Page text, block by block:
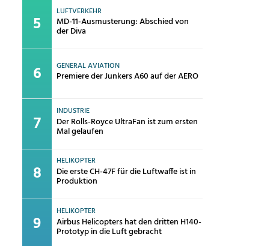
LUFTVERKEHR
MD-11-Ausmusterung: Abschied von
der Diva
GENERAL AVIATION
Premiere der Junkers A60 auf der AERO
INDUSTRIE
Der Rolls-Royce UltraFan ist zum ersten
Mal gelaufen
HELIKOPTER
Die erste CH-47F für die Luftwaffe ist in
Produktion
HELIKOPTER
Airbus Helicopters hat den dritten H140-
Prototyp in die Luft gebracht